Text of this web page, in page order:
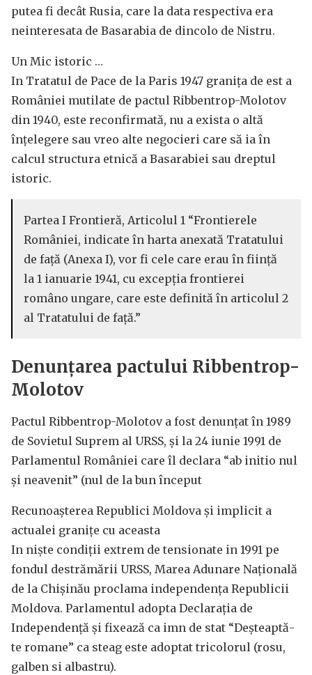
putea fi decât Rusia, care la data respectiva era
neinteresata de Basarabia de dincolo de Nistru.
Un Mic istoric …
In Tratatul de Pace de la Paris 1947 granița de est a
României mutilate de pactul Ribbentrop-Molotov
din 1940, este reconfirmată, nu a exista o altă
înțelegere sau vreo alte negocieri care să ia în
calcul structura etnică a Basarabiei sau dreptul
istoric.
Partea I Frontieră, Articolul 1 “Frontierele
României, indicate în harta anexată Tratatului
de faţă (Anexa I), vor fi cele care erau în fiinţă
la 1 ianuarie 1941, cu excepţia frontierei
româno ungare, care este definită în articolul 2
al Tratatului de faţă.”
Denunţarea pactului Ribbentrop-
Molotov
Pactul Ribbentrop-Molotov a fost denunțat în 1989
de Sovietul Suprem al URSS, și la 24 iunie 1991 de
Parlamentul României care îl declara “ab initio nul
și neavenit” (nul de la bun început
Recunoaşterea Republici Moldova și implicit a
actualei granițe cu aceasta
In nişte condiţii extrem de tensionate in 1991 pe
fondul destrămării URSS, Marea Adunare Naţională
de la Chişinău proclama independența Republicii
Moldova. Parlamentul adopta Declarația de
Independenţă și fixează ca imn de stat “Deşteaptă-
te romane” ca steag este adoptat tricolorul (rosu,
galben si albastru).